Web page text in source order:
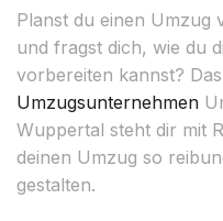
Planst du einen Umzug
und fragst dich, wie du
vorbereiten kannst?
Umzugsunternehmen
Wuppertal steht dir mit
deinen Umzug so
gestalten.